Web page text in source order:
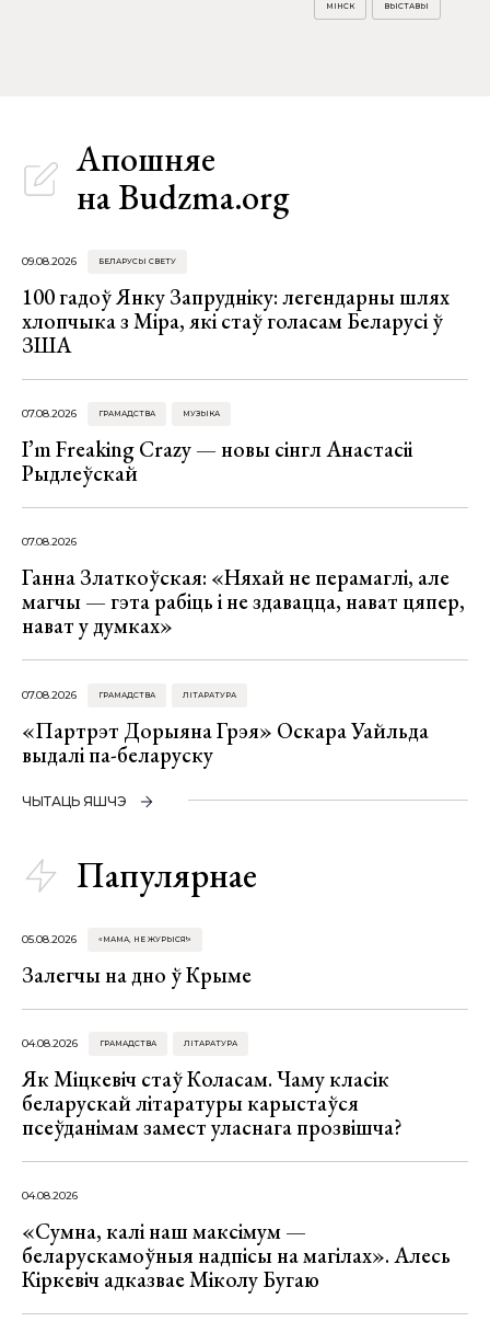
МІНСК ВЫСТАВЫ
Апошняе
на Budzma.org
09.08.2026 БЕЛАРУСЫ СВЕТУ
100 гадоў Янку Запрудніку: легендарны шлях
хлопчыка з Міра, які стаў голасам Беларусі ў
ЗША
07.08.2026 ГРАМАДСТВА МУЗЫКА
I’m Freaking Crazy — новы сінгл Анастасіі
Рыдлеўскай
07.08.2026
Ганна Златкоўская: «Няхай не перамаглі, але
магчы — гэта рабіць і не здавацца, нават цяпер,
нават у думках»
07.08.2026 ГРАМАДСТВА ЛІТАРАТУРА
«Партрэт Дорыяна Грэя» Оскара Уайльда
выдалі па-беларуску
ЧЫТАЦЬ ЯШЧЭ
Папулярнае
05.08.2026 «МАМА, НЕ ЖУРЫСЯ!»
Залегчы на дно ў Крыме
04.08.2026 ГРАМАДСТВА ЛІТАРАТУРА
Як Міцкевіч стаў Коласам. Чаму класік
беларускай літаратуры карыстаўся
псеўданімам замест уласнага прозвішча?
04.08.2026
«Сумна, калі наш максімум —
беларускамоўныя надпісы на магілах». Алесь
Кіркевіч адказвае Міколу Бугаю